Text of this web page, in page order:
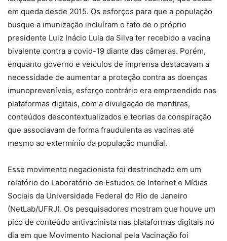
em queda desde 2015. Os esforços para que a população
busque a imunização incluíram o fato de o próprio
presidente Luiz Inácio Lula da Silva ter recebido a vacina
bivalente contra a covid-19 diante das câmeras. Porém,
enquanto governo e veículos de imprensa destacavam a
necessidade de aumentar a proteção contra as doenças
imunopreveníveis, esforço contrário era empreendido nas
plataformas digitais, com a divulgação de mentiras,
conteúdos descontextualizados e teorias da conspiração
que associavam de forma fraudulenta as vacinas até
mesmo ao extermínio da população mundial.
Esse movimento negacionista foi destrinchado em um
relatório do Laboratório de Estudos de Internet e Mídias
Sociais da Universidade Federal do Rio de Janeiro
(NetLab/UFRJ). Os pesquisadores mostram que houve um
pico de conteúdo antivacinista nas plataformas digitais no
dia em que Movimento Nacional pela Vacinação foi